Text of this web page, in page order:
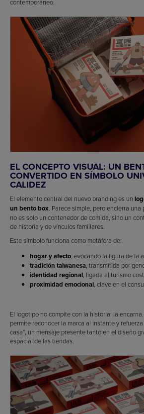
contemporáneo.
EL CONCEPTO VISUAL: UN
CONVERTIDO EN SÍMBOLO
CALIDEZ
El elemento central del nuevo branding es un
un bento box. Parece simple, pero encierra
no es solo un contenedor de comida, sino un
de historia y de vínculos familiares.
Este símbolo funciona como metáfora de:
hogar y afecto, evocando la figura de la
tradición taiwanesa, transmitida por
identidad regional, ligada al turismo
proximidad emocional, clave en el
El logotipo no compite con la historia: la
permite reconocer la marca al instante y
casa”, un mensaje presente tanto en el diseño
espacial de las tiendas.